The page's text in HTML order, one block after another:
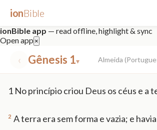
ionBible
ionBible app — read offline, highlight & sync
Open app ×
‹ Gênesis 1▾ Almeida
1 No princípio criou Deus os céus e a
2 A terra era sem forma e vazia; e